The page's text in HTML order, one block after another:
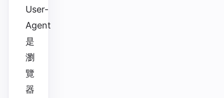
User-
Agent
是
瀏
覽
器